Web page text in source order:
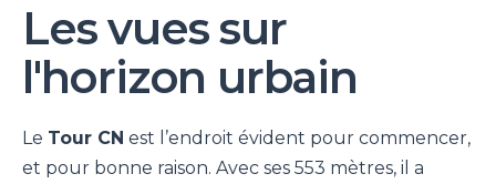
Les vues sur
l'horizon urbain
Le Tour CN est l’endroit évident pour commencer,
et pour bonne raison. Avec ses 553 mètres, il a